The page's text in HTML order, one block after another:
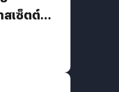
สเซ็ตต์